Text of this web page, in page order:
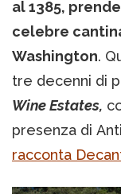
al 1385,
celebre
Washington.
tre decenni di
Wine Estates,
presenza di
racconta